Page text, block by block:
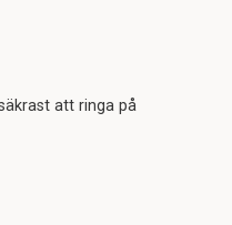
att ringa på